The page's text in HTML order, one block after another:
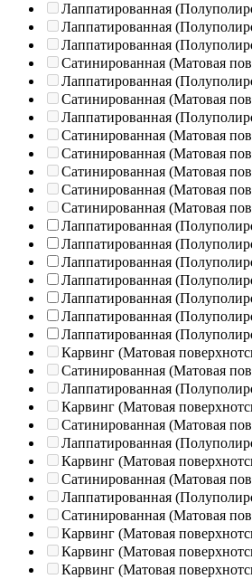
Лаппатированная
Лаппатированная
Лаппатированная
Сатинированная (Матовая
Лаппатированная
Сатинированная (Матовая
Лаппатированная
Сатинированная (Матовая
Сатинированная (Матовая
Сатинированная (Матовая
Сатинированная (Матовая
Сатинированная (Матовая
Лаппатированная
Лаппатированная
Лаппатированная
Лаппатированная
Лаппатированная
Лаппатированная
Лаппатированная
Карвинг (Матовая
Сатинированная (Матовая
Лаппатированная
Карвинг (Матовая
Сатинированная (Матовая
Лаппатированная
Карвинг (Матовая
Сатинированная (Матовая
Лаппатированная
Сатинированная (Матовая
Карвинг (Матовая
Карвинг (Матовая
Карвинг (Матовая